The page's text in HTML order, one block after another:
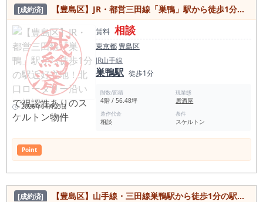
[成約済] 【豊島区】JR・都営三田線「巣鴨」駅から徒歩1分の駅近好立地！北口ロータリー沿いで視認性ありのスケルトン物件
2026年04月23日
賃料 相談
東京都 豊島区
JR山手線
巣鴨駅 徒歩1分
階数/面積
4階 / 56.48坪
現業態
居酒屋
造作代金
相談
条件
スケルトン
Point
[成約済] 【豊島区】山手線・三田線巣鴨駅から徒歩1分の駅近！飲食店・その他業種も可能な居抜き物件